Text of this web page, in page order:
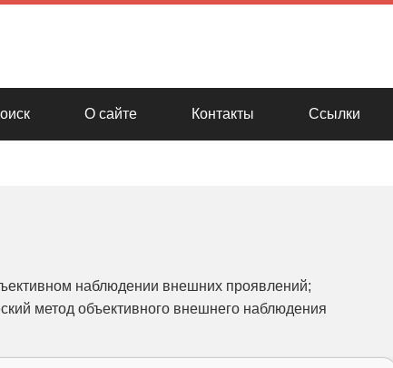
О сайте Контакты Ссылки
наблюдении внешних проявлений;
метод объективного внешнего наблюдения